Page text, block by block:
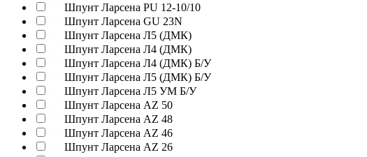
Шпунт Ларсена PU 12-10/10
Шпунт Ларсена GU 23N
Шпунт Ларсена Л5 (ДМК)
Шпунт Ларсена Л4 (ДМК)
Шпунт Ларсена Л4 (ДМК) Б/У
Шпунт Ларсена Л5 (ДМК) Б/У
Шпунт Ларсена Л5 УМ Б/У
Шпунт Ларсена AZ 50
Шпунт Ларсена AZ 48
Шпунт Ларсена AZ 46
Шпунт Ларсена AZ 26